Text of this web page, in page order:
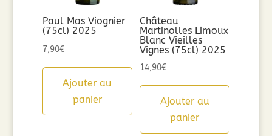
Paul Mas Viognier
(75cl) 2025
7,90€
Ajouter au
panier
Château
Martinolles Limoux
Blanc Vieilles
Vignes (75cl) 2025
14,90€
Ajouter au
panier